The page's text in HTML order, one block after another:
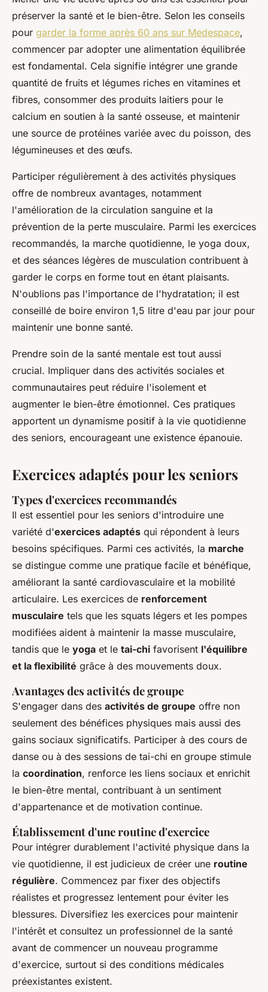
préserver la santé et le bien-être. Selon les conseils
pour garder la forme après 60 ans sur Medespace,
commencer par adopter une alimentation équilibrée
est fondamental. Cela signifie intégrer une grande
quantité de fruits et légumes riches en vitamines et
fibres, consommer des produits laitiers pour le
calcium en soutien à la santé osseuse, et maintenir
une source de protéines variée avec du poisson, des
légumineuses et des œufs.
Participer régulièrement à des activités physiques
offre de nombreux avantages, notamment
l'amélioration de la circulation sanguine et la
prévention de la perte musculaire. Parmi les exercices
recommandés, la marche quotidienne, le yoga doux,
et des séances légères de musculation contribuent à
garder le corps en forme tout en étant plaisants.
N'oublions pas l'importance de l'hydratation; il est
conseillé de boire environ 1,5 litre d'eau par jour pour
maintenir une bonne santé.
Prendre soin de la santé mentale est tout aussi
crucial. Impliquer dans des activités sociales et
communautaires peut réduire l'isolement et
augmenter le bien-être émotionnel. Ces pratiques
apportent un dynamisme positif à la vie quotidienne
des seniors, encourageant une existence épanouie.
Exercices adaptés pour les seniors
Types d'exercices recommandés
Il est essentiel pour les seniors d'introduire une
variété d'exercices adaptés qui répondent à leurs
besoins spécifiques. Parmi ces activités, la marche
se distingue comme une pratique facile et bénéfique,
améliorant la santé cardiovasculaire et la mobilité
articulaire. Les exercices de renforcement
musculaire tels que les squats légers et les pompes
modifiées aident à maintenir la masse musculaire,
tandis que le yoga et le tai-chi favorisent l'équilibre
et la flexibilité grâce à des mouvements doux.
Avantages des activités de groupe
S'engager dans des activités de groupe offre non
seulement des bénéfices physiques mais aussi des
gains sociaux significatifs. Participer à des cours de
danse ou à des sessions de tai-chi en groupe stimule
la coordination, renforce les liens sociaux et enrichit
le bien-être mental, contribuant à un sentiment
d'appartenance et de motivation continue.
Établissement d'une routine d'exercice
Pour intégrer durablement l'activité physique dans la
vie quotidienne, il est judicieux de créer une routine
régulière. Commencez par fixer des objectifs
réalistes et progressez lentement pour éviter les
blessures. Diversifiez les exercices pour maintenir
l'intérêt et consultez un professionnel de la santé
avant de commencer un nouveau programme
d'exercice, surtout si des conditions médicales
préexistantes existent.